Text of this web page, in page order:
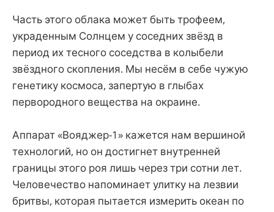
Часть этого облака может быть трофеем,
украденным Солнцем у соседних звёзд в
период их тесного соседства в колыбели
звёздного скопления. Мы несём в себе чужую
генетику космоса, запертую в глыбах
первородного вещества на окраине.
Аппарат «Вояджер-1» кажется нам вершиной
технологий, но он достигнет внутренней
границы этого роя лишь через три сотни лет.
Человечество напоминает улитку на лезвии
бритвы, которая пытается измерить океан по